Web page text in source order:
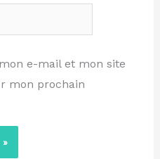
e-mail et mon site
mon prochain